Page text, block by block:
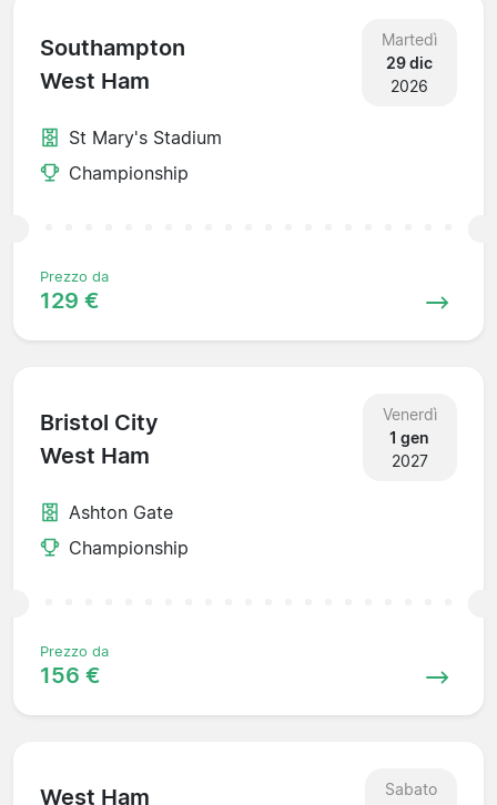
Southampton
West Ham
Martedì
29 dic
2026
St Mary's Stadium
Championship
Prezzo da
129 €
Bristol City
West Ham
Venerdì
1 gen
2027
Ashton Gate
Championship
Prezzo da
156 €
West Ham
Sabato